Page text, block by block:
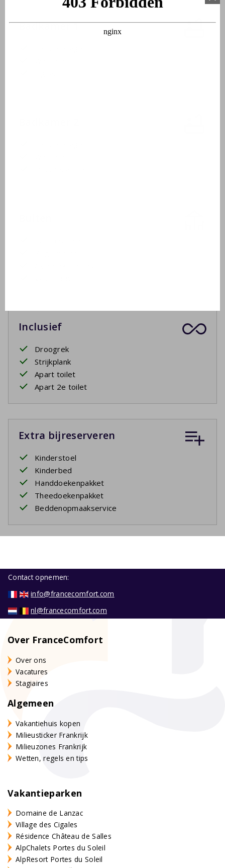
Badkamer 1
Inclusief
Droogrek
Strijkplank
Apart toilet
Apart 2e toilet
Extra bijreserveren
Kinderstoel
Kinderbed
Handdoekenpakket
Theedoekenpakket
Beddenopmaakservice
Contact opnemen:
info@francecomfort.com
nl@francecomfort.com
Over FranceComfort
Over ons
Vacatures
Stagiaires
Algemeen
Vakantiehuis kopen
Milieusticker Frankrijk
Milieuzones Frankrijk
Wetten, regels en tips
Vakantieparken
Domaine de Lanzac
Village des Cigales
Résidence Château de Salles
AlpChalets Portes du Soleil
AlpResort Portes du Soleil